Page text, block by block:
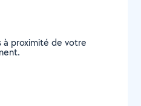
à proximité de votre